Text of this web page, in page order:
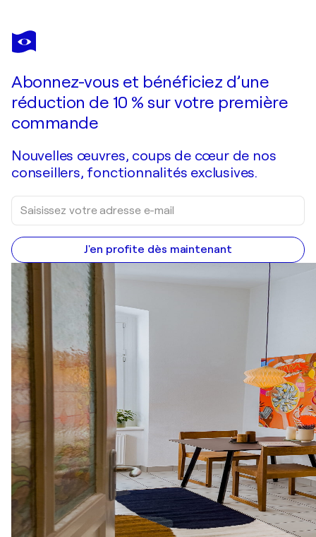
ANDREAS GARBE
Tras la Realidad I
Abonnez-vous et bénéficiez d’une
réduction de 10 % sur votre première
commande
Nouvelles œuvres, coups de cœur de nos
conseillers, fonctionnalités exclusives.
J'en profite dès maintenant